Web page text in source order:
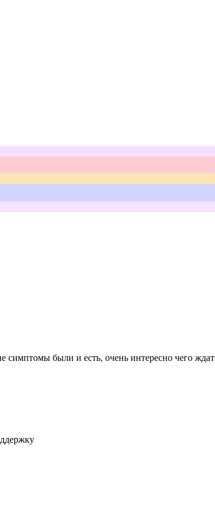
симптомы были и есть, очень интересно чего